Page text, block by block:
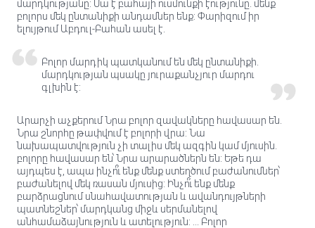
մարդկությանը: Սա է բահայի ուսմունքի էությունը. մենք
բոլորս մեկ ընտանիքի անդամներ ենք: Փարիզում իր
ելույթում Աբդուլ-Բահան ասել է.
Բոլոր մարդիկ պատկանում են մեկ ընտանիքի.
մարդկության պսակը յուրաքանչյուր մարդու
գլխին է:
Արարչի աչքերում Նրա բոլոր զավակները հավասար են.
Նրա շնորհը թափվում է բոլորի վրա: Նա
նախապատվություն չի տալիս մեկ ազգին կամ մյուսին.
բոլորը հավասար են՝ Նրա արարածներն են: Եթե դա
այդպես է, ապա ինչո՞ւ ենք մենք ստեղծում բաժանումներ՝
բաժանելով մեկ ռասան մյուսից: Ինչո՞ւ ենք մենք
բարձրացնում սնահավատության և ավանդույթների
պատնեշներ՝ մարդկանց միջև սերմանելով
անհամաձայնություն և ատելություն: ... Բոլոր